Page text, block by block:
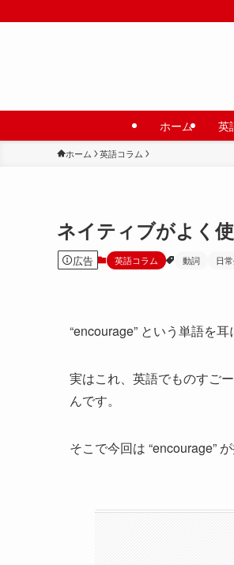
ホーム 英
ホーム 英語コラム
ネイティブがよく
広告 英語コラム 動詞 日
“encourage” という単語を
実はこれ、英語でものすご
んです。
そこで今回は “encourage”